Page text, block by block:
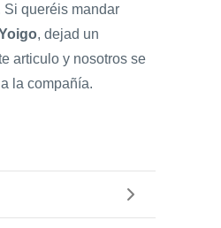
Si queréis mandar
, dejad un
articulo y nosotros se
la compañía.